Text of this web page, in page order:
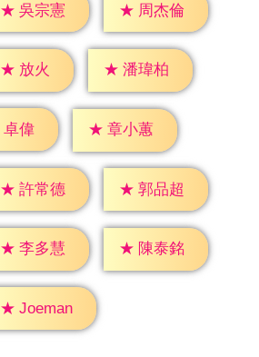
★ 吳宗憲 ★ 周杰倫
★ 放火 ★ 潘瑋柏
卓偉 ★ 章小蕙
★ 許常德 ★ 郭品超
★ 李多慧 ★ 陳泰銘
★ Joeman